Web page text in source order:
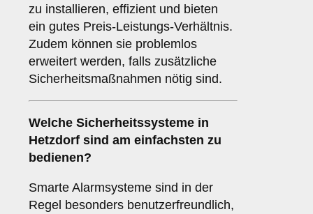
zu installieren, effizient und bieten
ein gutes Preis-Leistungs-Verhältnis.
Zudem können sie problemlos
erweitert werden, falls zusätzliche
Sicherheitsmaßnahmen nötig sind.
Welche Sicherheitssysteme in
Hetzdorf sind am einfachsten zu
bedienen?
Smarte Alarmsysteme sind in der
Regel besonders benutzerfreundlich,